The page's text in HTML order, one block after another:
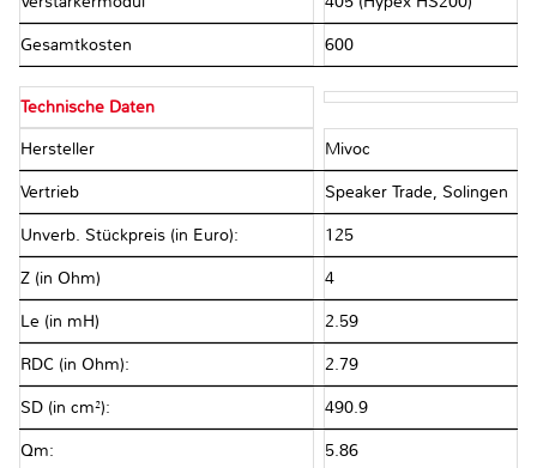
Gesamtkosten 600
Technische Daten
Hersteller Mivoc
Vertrieb Speaker Trade, Solingen
Unverb. Stückpreis (in Euro): 125
Z (in Ohm) 4
Le (in mH) 2.59
RDC (in Ohm): 2.79
SD (in cm²): 490.9
Qm: 5.86